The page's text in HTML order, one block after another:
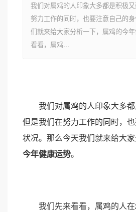
我们对属鸡的人印象大多都是积极
努力工作的同时，也要注意自己的
们就来给大家分析一下，属鸡的今
看看，属鸡...
我们对属鸡的人印象大多都
但是我们在努力工作的同时，
状况。那么今天我们就来给大家
今年健康运势。
我们先来看看，属鸡的人在